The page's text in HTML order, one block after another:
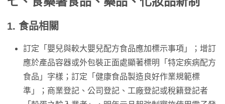
1. 食品相關
訂定「嬰兒與較大嬰兒配方食品應加標示事項」；增訂
應於產品容器或外包裝正面處顯著標明「特定疾病配方
食品」字樣；訂定「健康食品製造良好作業規範標
準」；商業登記、公司登記、工廠登記或稅籍登記者